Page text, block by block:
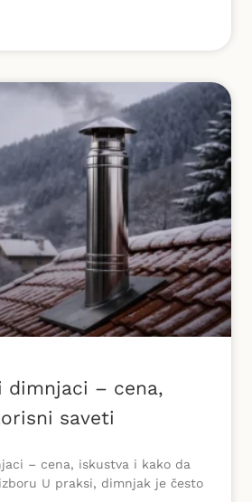
dimnjaci – cena,
saveti
– cena, iskustva i kako da
U praksi, dimnjak je često